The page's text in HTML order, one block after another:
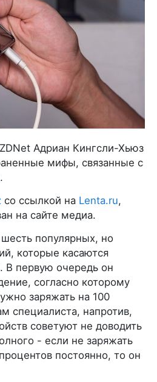
Адриан Кингсли-Хьюз
мифы, связанные с
со ссылкой на Lenta.ru,
на сайте медиа.
популярных, но
которые касаются
В первую очередь он
согласно которому
заряжать на 100
специалиста, напротив,
советуют не доводить
- если не заряжать
постоянно, то он